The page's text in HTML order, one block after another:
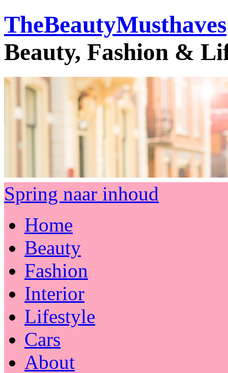
TheBeautyMusthaves
Beauty, Fashion &
Spring naar inhoud
Home
Beauty
Fashion
Interior
Lifestyle
Cars
About